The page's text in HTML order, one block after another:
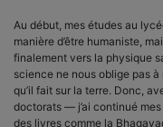
Au début, mes études au
manière d’être humaniste,
finalement vers la physique
science ne nous oblige pas à
qu’il fait sur la terre. Donc,
doctorats — j’ai continué
des livres comme la